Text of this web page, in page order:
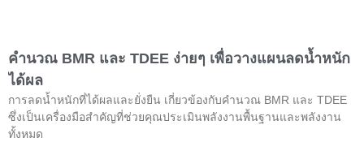
คำนวณ BMR และ TDEE ง่ายๆ เพื่อวางแผนลดน้ำหนัก
ได้ผล
การลดน้ำหนักที่ได้ผลและยั่งยืน เกี่ยวข้องกับคำนวณ BMR และ TDEE
ซึ่งเป็นเครื่องมือสำคัญที่ช่วยคุณประเมินพลังงานพื้นฐานและพลังงาน
ทั้งหมด